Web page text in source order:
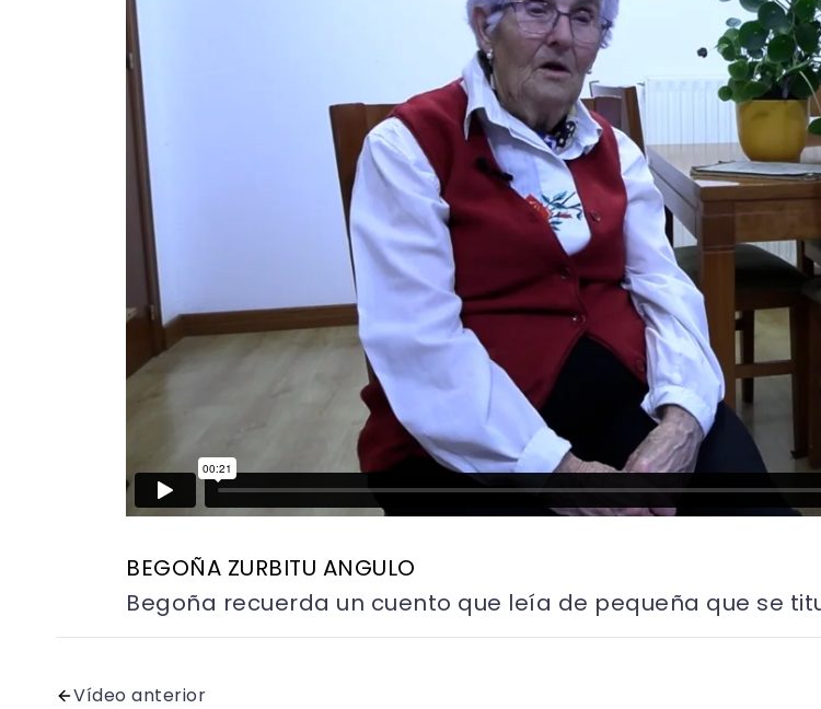
BEGOÑA ZURBITU ANGULO
Begoña recuerda un cuento que leía de pequeña que se
Vídeo anterior